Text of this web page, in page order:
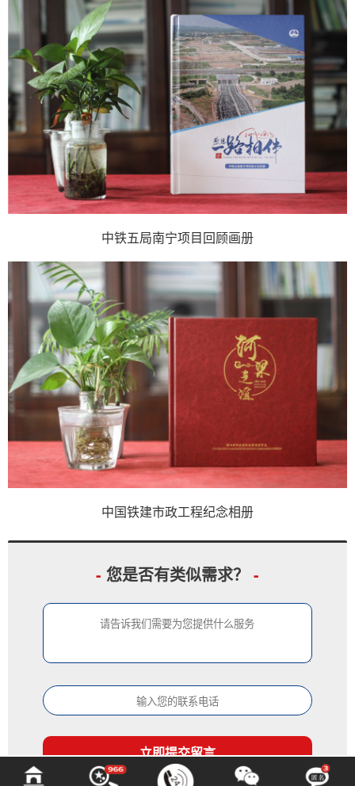
中铁五局南宁项目回顾画册
中国铁建市政工程纪念相册
- 您是否有类似需求？ -